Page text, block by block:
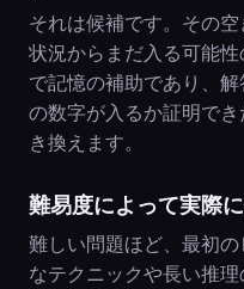
それは候補です。その
状況からまだ入る可能
で記憶の補助であり、
の数字が入るか証明で
き換えます。
難易度によって実際
難しい問題ほど、最初
なテクニックや長い推